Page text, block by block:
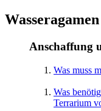
Anschaffung
Was muss
Was
Terrarium